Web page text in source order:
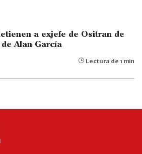
a exjefe de Ositran de
Alan García
Lectura de 1 min